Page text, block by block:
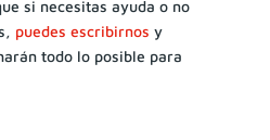
si necesitas ayuda o no
puedes escribirnos y
todo lo posible para